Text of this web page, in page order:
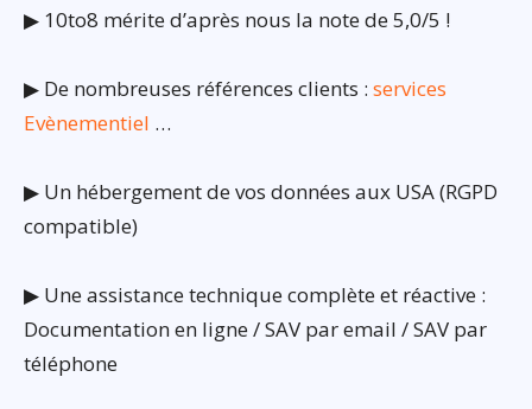
▶ 10to8 mérite d’après nous la note de 5,0/5 !
▶ De nombreuses références clients : services
Evènementiel …
▶ Un hébergement de vos données aux USA (RGPD
compatible)
▶ Une assistance technique complète et réactive :
Documentation en ligne / SAV par email / SAV par
téléphone